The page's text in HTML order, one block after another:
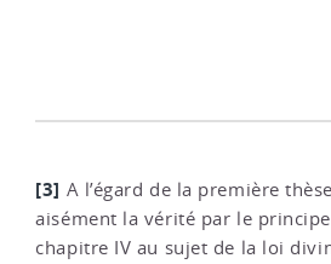
[3] A l’égard de la première
aisément la vérité par le
chapitre IV au sujet de la loi